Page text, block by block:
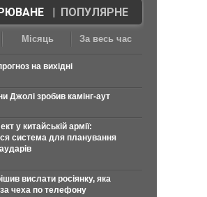
| ПОПУЛЯРНЕ
Місяць За весь час
на вихідні
Джолі зробив камінг-аут
у китайській армії:
система для планування
вислати росіянку, яка
чеха по телефону